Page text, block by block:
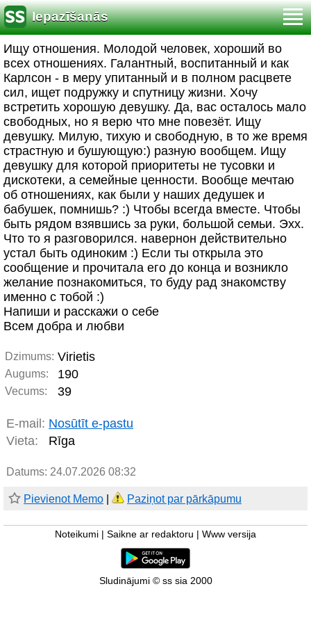
Iepazīšanās
Ищу отношения. Молодой человек, хороший во
всех отношениях. Галантный, воспитанный и как
Карлсон - в меру упитанный и в полном расцвете
сил, ищет подружку и спутницу жизни. Хочу
встретить хорошую девушку. Да, вас осталось мало
свободных, но я верю что мне повезёт. Ищу
девушку. Милую, тихую и свободную, в то же время
страстную и бушующую:) разную вообщем. Ищу
девушку для которой приоритеты не тусовки и
дискотеки, а семейные ценности. Вообще мечтаю
об отношениях, как были у наших дедушек и
бабушек, помнишь? :) Чтобы всегда вместе. Чтобы
быть рядом взявшись за руки, большой семьи. Эхх.
Что то я разговорился. навернон действительно
устал быть одиноким :) Если ты открыла это
сообщение и прочитала его до конца и возникло
желание познакомиться, то буду рад знакомству
именно с тобой :)
Напиши и расскажи о себе
Всем добра и любви
Dzimums: Virietis
Augums: 190
Vecums: 39
E-mail: Nosūtīt e-pastu
Vieta:
Rīga
Datums: 24.07.2026 08:32
Pievienot Memo Paziņot par pārkāpumu
Noteikumi Saikne ar redaktoru Www versija
Sludinājumi © ss sia 2000